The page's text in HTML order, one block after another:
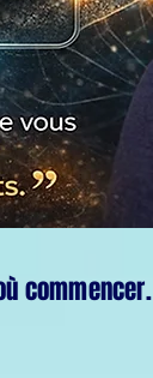
commencer.